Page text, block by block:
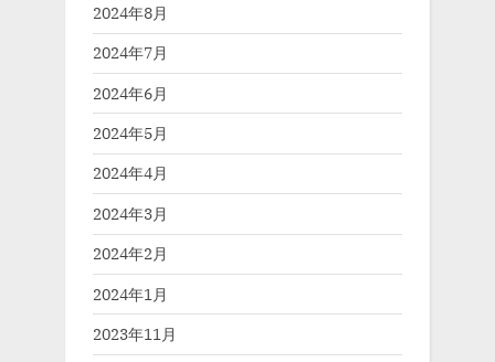
2024年8月
2024年7月
2024年6月
2024年5月
2024年4月
2024年3月
2024年2月
2024年1月
2023年11月